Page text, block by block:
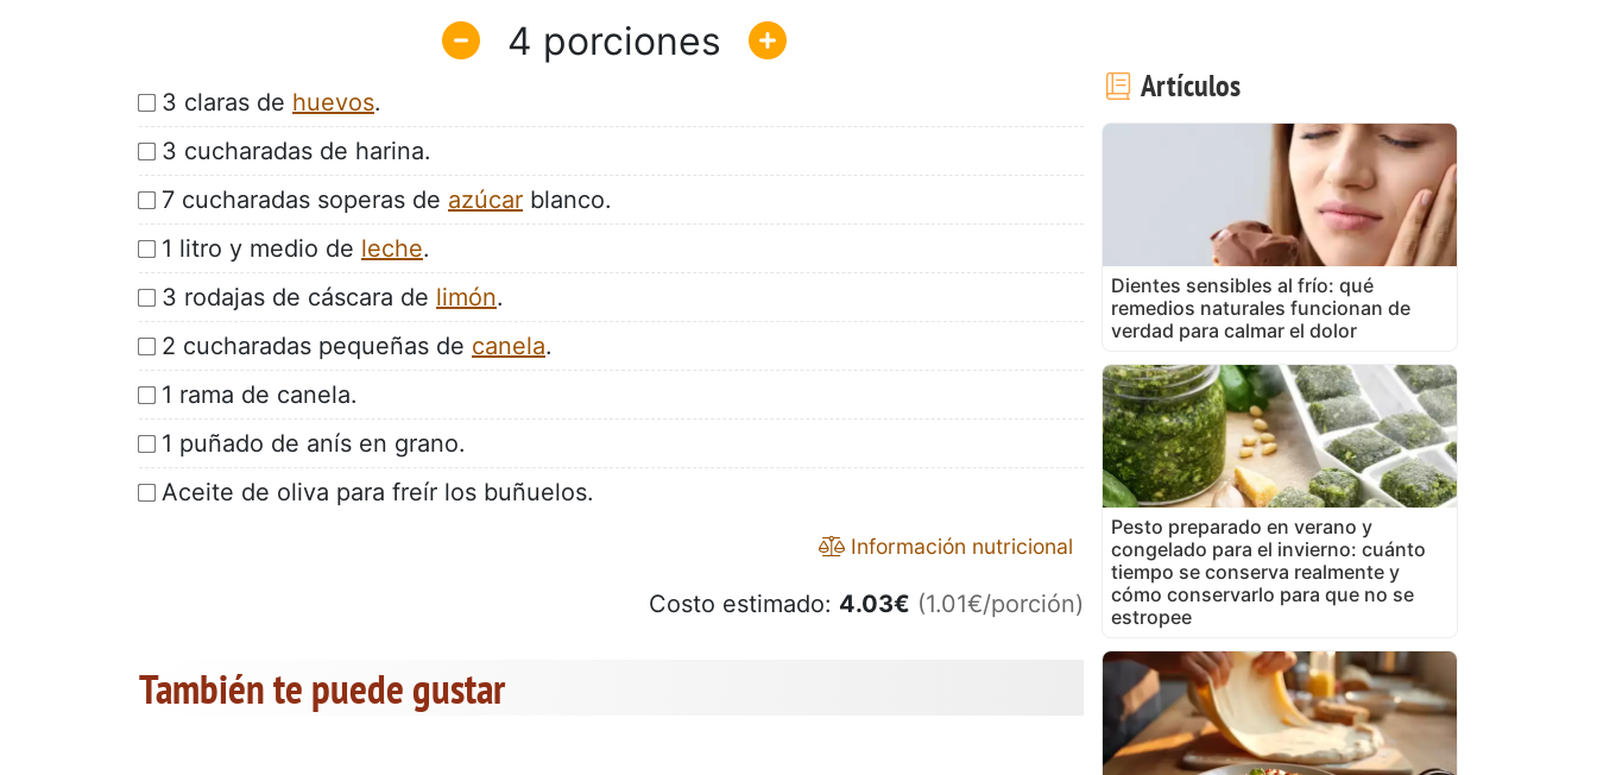
4
3 claras de huevos.
3 cucharadas de harina.
7 cucharadas soperas de azúcar blanco.
1 litro y medio de leche.
3 rodajas de cáscara de limón.
2 cucharadas pequeñas de canela.
1 rama de canela.
1 puñado de anís en grano.
Aceite de oliva para freír los buñuelos.
Información nutricional
Costo estimado: 4.03€ (1.01€/porción)
También te puede gustar
Artículos
Dientes sensibles al frío: qué
remedios naturales funcionan de
verdad para calmar el dolor
Pesto preparado en verano y
congelado para el invierno: cuánto
tiempo se conserva realmente y
cómo conservarlo para que no se
estropee